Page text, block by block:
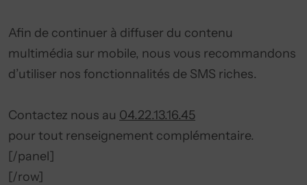
Afin de continuer à diffuser du contenu
multimédia sur mobile, nous vous recommandons
d’utiliser nos fonctionnalités de SMS riches.
Contactez nous au 04.22.13.16.45
pour tout renseignement complémentaire.
[/panel]
[/row]